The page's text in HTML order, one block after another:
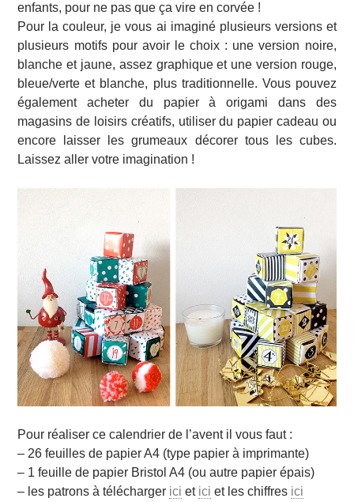
enfants, pour ne pas que ça vire en corvée !
Pour la couleur, je vous ai imaginé plusieurs versions et
plusieurs motifs pour avoir le choix : une version noire,
blanche et jaune, assez graphique et une version rouge,
bleue/verte et blanche, plus traditionnelle. Vous pouvez
également acheter du papier à origami dans des
magasins de loisirs créatifs, utiliser du papier cadeau ou
encore laisser les grumeaux décorer tous les cubes.
Laissez aller votre imagination !
Pour réaliser ce calendrier de l’avent il vous faut :
– 26 feuilles de papier A4 (type papier à imprimante)
– 1 feuille de papier Bristol A4 (ou autre papier épais)
– les patrons à télécharger ici et ici et les chiffres ici